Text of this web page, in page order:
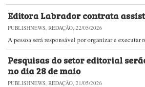
Editora Labrador contrata
PUBLISHNEWS, REDAÇÃO, 22/05/2026
A pessoa será responsável por organizar e
Pesquisas do setor editorial
no dia 28 de maio
PUBLISHNEWS, REDAÇÃO, 21/05/2026